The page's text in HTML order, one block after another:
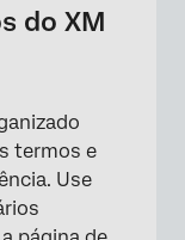
do XM
termos e
Use